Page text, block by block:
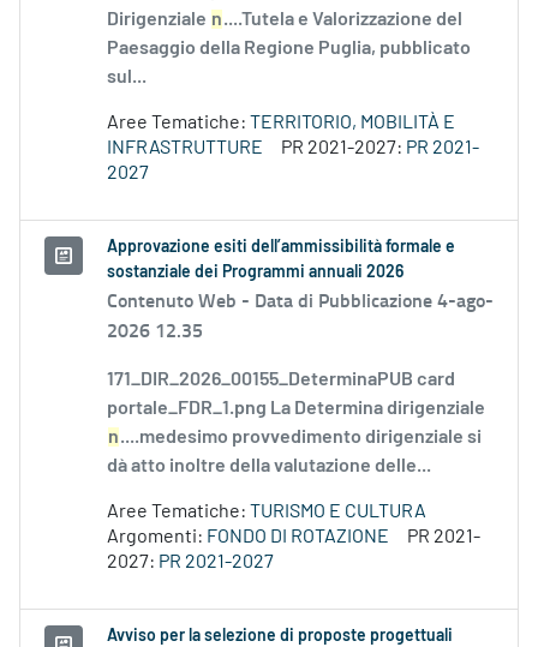
Dirigenziale n....Tutela e Valorizzazione del
Paesaggio della Regione Puglia, pubblicato
sul...
Aree Tematiche: TERRITORIO, MOBILITÀ E
INFRASTRUTTURE
PR 2021-2027: PR 2021-
2027
Approvazione esiti dell’ammissibilità formale e
sostanziale dei Programmi annuali 2026
Contenuto Web - Data di Pubblicazione 4-ago-
2026 12.35
171_DIR_2026_00155_DeterminaPUB card
portale_FDR_1.png La Determina dirigenziale
n....medesimo provvedimento dirigenziale si
dà atto inoltre della valutazione delle...
Aree Tematiche: TURISMO E CULTURA
Argomenti: FONDO DI ROTAZIONE
PR 2021-
2027: PR 2021-2027
Avviso per la selezione di proposte progettuali